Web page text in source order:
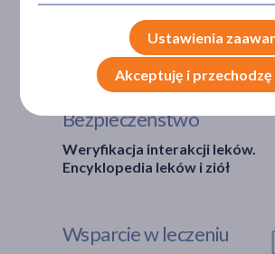
Darmowa dostawa do Apteki
Bezpłatna Infolinia dla
Pacjentów.
Bezpieczeństwo
Weryfikacja interakcji leków.
Encyklopedia leków i ziół
Wsparcie w leczeniu
Ustawienia
Akceptuję i